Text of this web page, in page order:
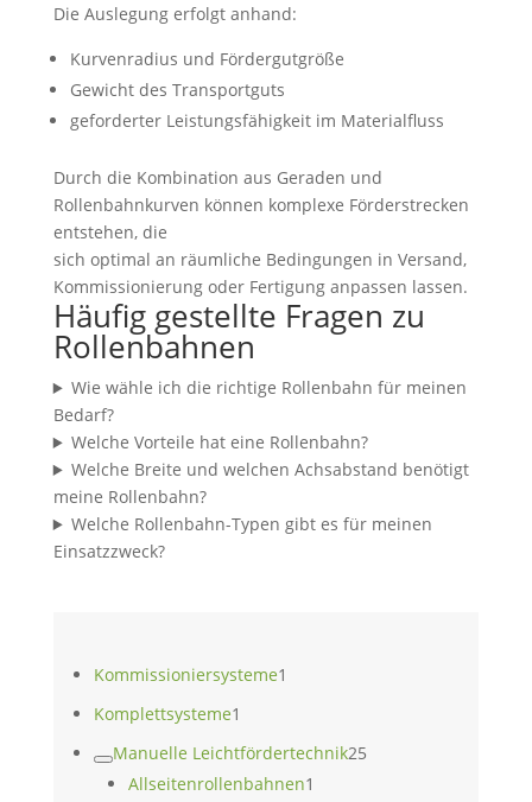
Kommissioniersysteme1
Komplettsysteme1
Produkt
Manuelle Leichtfördertechnik2525
Allseitenrollenbahnen1
Die Auslegung erfolgt anhand:
Kurvenradius und Fördergutgröße
Gewicht des Transportguts
geforderter Leistungsfähigkeit im Materialfluss
Durch die Kombination aus Geraden und
Rollenbahnkurven können komplexe Förderstrecken
entstehen, die
sich optimal an räumliche Bedingungen in Versand,
Kommissionierung oder Fertigung anpassen lassen.
Häufig gestellte Fragen zu
Rollenbahnen
Wie wähle ich die richtige Rollenbahn für meinen
Bedarf?
Welche Vorteile hat eine Rollenbahn?
Welche Breite und welchen Achsabstand benötigt
meine Rollenbahn?
Welche Rollenbahn-Typen gibt es für meinen
Einsatzzweck?